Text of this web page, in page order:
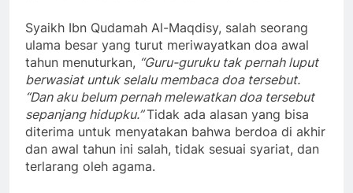
Syaikh Ibn Qudamah Al-Maqdisy, salah seorang
ulama besar yang turut meriwayatkan doa awal
tahun menuturkan, “Guru-guruku tak pernah luput
berwasiat untuk selalu membaca doa tersebut.
“Dan aku belum pernah melewatkan doa tersebut
sepanjang hidupku.”Tidak ada alasan yang bisa
diterima untuk menyatakan bahwa berdoa di akhir
dan awal tahun ini salah, tidak sesuai syariat, dan
terlarang oleh agama.